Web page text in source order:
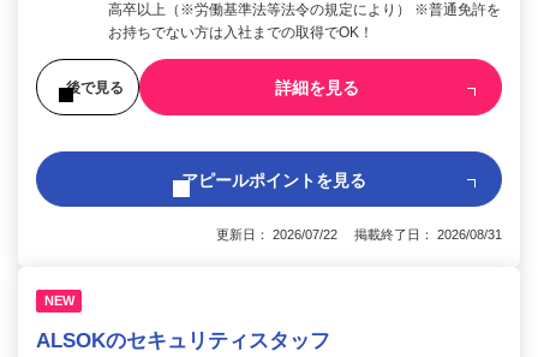
高卒以上（※労働基準法等法令の規定により） ※普通免許を
お持ちでない方は入社までの取得でOK！
後で見る 詳細を見る
アピールポイントを見る
更新日： 2026/07/22 掲載終了日： 2026/08/31
NEW
ALSOKのセキュリティスタッフ